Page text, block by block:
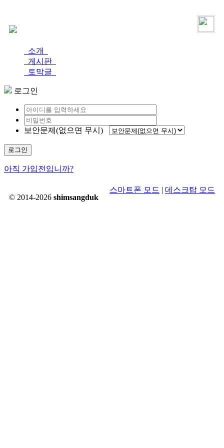
소개
게시판
토막글
로그인
보안문제(없으면 무시)
로그인
아직 가입전입니까?
© 2014-2026 shimsangduk
스마트폰 모드 | 데스크탑 모드